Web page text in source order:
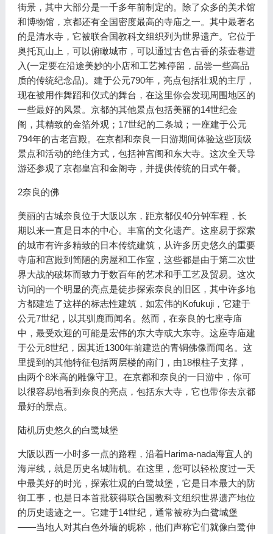
街景，其中大部分是一千多年前制定的。除了众多的美术馆
和博物馆，京都还有全国密度最高的寺庙之一。其中最著名
的是清水寺，它被联合国教科文组织列为世界遗产。它位于
奥托瓦山上，可以俯瞰城市，可以通过古色古香的茶壶巷进
入(一定要在沿途美妙的小店和工艺摊停留，品尝一些高品
质的传统纪念品)。建于公元790年，亮点包括壮观的主厅，
现在被用作舞蹈和仪式的舞台，在这里你会发现周围地区的
一些最好的风景。京都的其他景点包括美丽的14世纪金
阁，其精致的金箔外观；17世纪的二条城；一座建于公元
794年的古老宫殿。在京都和奈良一日游期间体验这些顶级
景点和活动的绝佳方式，包括神宫阁和东大寺。这次全天导
游还参观了京都皇宫和金阁寺，并提供传统的日式午餐。
2奈良的佛
美丽的古城奈良位于大阪以东，距京都仅40分钟车程，长
期以来一直是日本的中心。丰富的文化遗产。这座易于探索
的城市有许多精致的日本传统建筑，从许多历史悠久的重要
寺庙和宫殿到简陋的房屋和工作室，这些都是由于第二次世
界大战的破坏而致力于数百年的艺术和手工艺及贸易。这次
访问的一个明显的亮点是徒步探索奈良的旧区，其中许多地
方都建造了这样的标志性建筑，如宏伟的Kofukuji，它建于
公元7世纪，以其驯鹿而闻名。然而，在奈良的七座寺庙
中，最受欢迎的可能是宏伟的东大寺或大东寺。这座寺庙建
于公元8世纪，因其近1300年前建造的青铜佛像而闻名。这
里提到的其他特征包括两层楼的南门，由18根柱子支撑，
由两个8米高的雕像守卫。在京都和奈良的一日游中，你可
以很容易地看到奈良的亮点，包括东大寺，它也带你去京都
最好的景点。
陆机历史悠久的白鹭城堡
大阪以西一小时多一点的路程，沿着Harima-nada海宜人的
海岸线，就是历史名城陆机。在这里，您可以轻松度过一天
中最美好的时光，探索壮观的白鹭城堡，它是日本最大的防
御工事，也是日本首批获得联合国教科文组织世界遗产地位
的历史遗迹之一。它建于14世纪，通常被称为白鹭城堡
——当地人对其白色外墙的昵称，他们声称它们就像白鹭伸